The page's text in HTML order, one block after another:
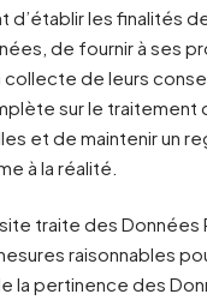
d’établir les finalités
de fournir à ses
collecte de leurs
sur le traitement
et de maintenir un
à la réalité.
traite des Données
raisonnables
la pertinence des